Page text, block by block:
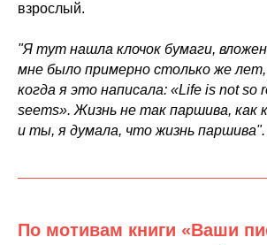
взрослый.
"Я тут нашла клочок бумаги,
мне было примерно столько же лет,
когда я это написала: «Life is not so
seems». Жизнь не так паршива, как
и ты, я думала, что жизнь паршива".
По мотивам книги «Ваши